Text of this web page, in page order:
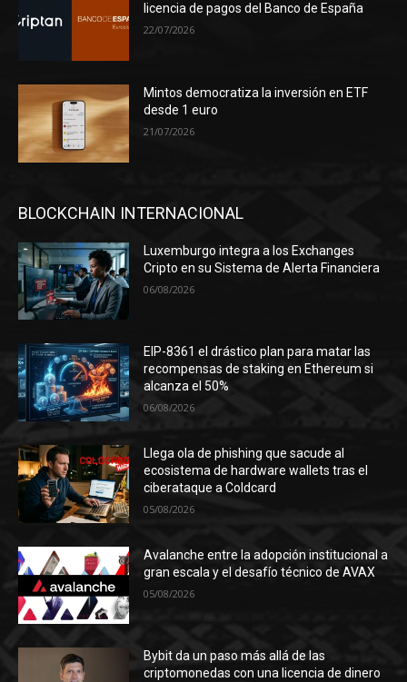
licencia de pagos del Banco de España
22/07/2026
Mintos democratiza la inversión en ETF
desde 1 euro
21/07/2026
BLOCKCHAIN INTERNACIONAL
Luxemburgo integra a los Exchanges
Cripto en su Sistema de Alerta Financiera
06/08/2026
EIP-8361 el drástico plan para matar las
recompensas de staking en Ethereum si
alcanza el 50%
06/08/2026
Llega ola de phishing que sacude al
ecosistema de hardware wallets tras el
ciberataque a Coldcard
05/08/2026
Avalanche entre la adopción institucional a
gran escala y el desafío técnico de AVAX
05/08/2026
Bybit da un paso más allá de las
criptomonedas con una licencia de dinero